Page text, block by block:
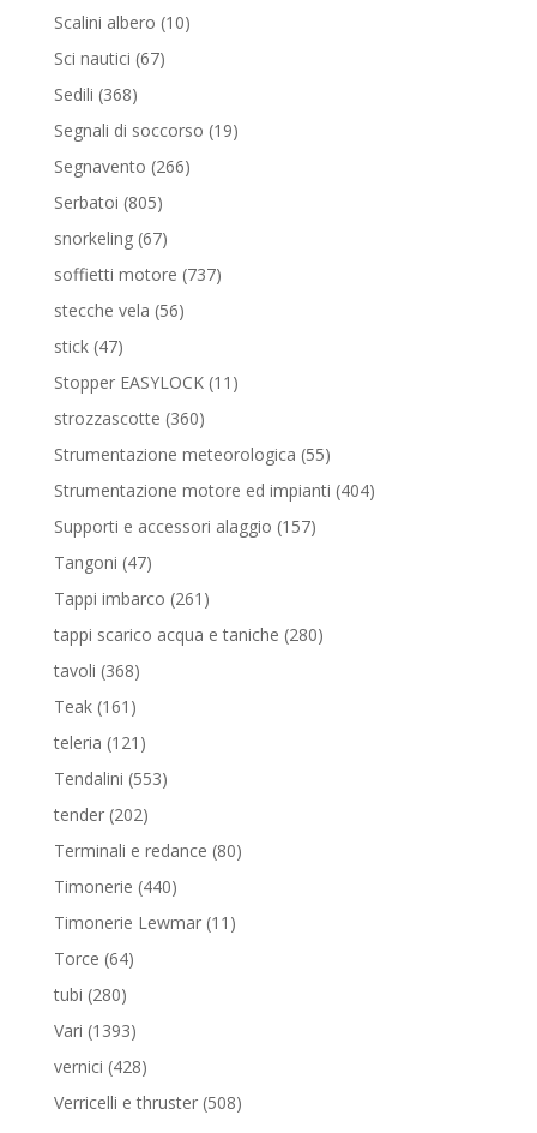
prodotti
Scalini albero 1010
Sci nautici 6767
Sedili 368368
Segnali di soccorso 1919
Segnavento 266266
Serbatoi 805805
prodotti
snorkeling 6767
prodotti
soffietti motore 737737
stecche vela 5656
stick 4747
prodotti
Stopper EASYLOCK 11 11
strozzascotte 360360
prodotti
Strumentazione meteorologica 5555
prodotti
Strumentazione motore ed impianti 404404
Supporti e accessori alaggio 157157
Tangoni 4747
prodotti
Tappi imbarco 261 261
prodotti
tappi scarico acqua e taniche 280280
tavoli 368368
prodotti
Teak 161 161
prodotti
teleria 121 121
prodotti
Tendalini 553553
tender 202202
prodotti
Terminali e redance 8080
Timonerie 440440
prodotti
Timonerie Lewmar 11 11
Torce 6464
tubi 280280
prodotti
Vari 13931393
prodotti
vernici 428428
prodotti
Verricelli e thruster 508508